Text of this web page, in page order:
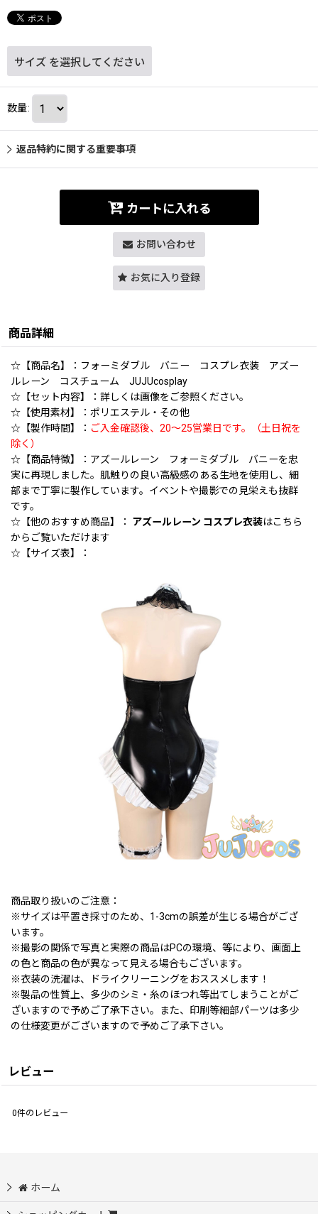
サイズ を選択してください
数量:
返品特約に関する重要事項
カートに入れる
お問い合わせ
お気に入り登録
商品詳細
☆【商品名】：フォーミダブル バニー コスプレ衣装 アズー
ルレーン コスチューム JUJUcosplay
☆【セット内容】：詳しくは画像をご参照ください。
☆【使用素材】：ポリエステル・その他
☆【製作時間】： ご入金確認後、20〜25営業日です。（土日祝を
除く）
☆【商品特徴】：アズールレーン フォーミダブル バニーを忠
実に再現しました。肌触りの良い高級感のある生地を使用し、細
部まで丁寧に製作しています。イベントや撮影での見栄えも抜群
です。
☆【他のおすすめ商品】：
アズールレーン コスプレ衣装はこちら
からご覧いただけます
☆【サイズ表】：
商品取り扱いのご注意：
※サイズは平置き採寸のため、1-3cmの誤差が生じる場合がござ
います。
※撮影の関係で写真と実際の商品はPCの環境、等により、画面上
の色と商品の色が異なって見える場合もございます。
※衣装の洗濯は、ドライクリーニングをおススメします！
※製品の性質上、多少のシミ・糸のほつれ等出てしまうことがご
ざいますので予めご了承下さい。また、印刷等細部パーツは多少
の仕様変更がございますので予めご了承下さい。
レビュー
0件のレビュー
ホーム